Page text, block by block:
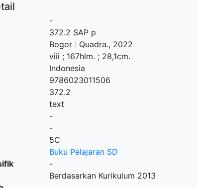
-
372.2 SAP p
Bogor: Quadra., 2022
viii ; 167hlm. ; 28,1cm.
Indonesia
9786023011506
372.2
text
-
-
5C
Buku Pelajaran SD
-
Berdasarkan Kurikulum 2013